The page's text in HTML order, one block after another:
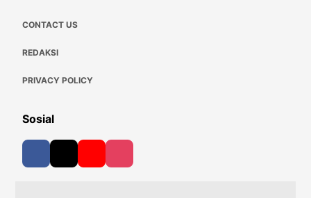
CONTACT US
REDAKSI
PRIVACY POLICY
Sosial